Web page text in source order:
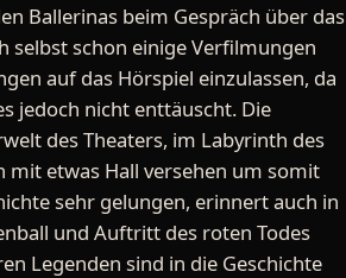
Ballerinas beim Gespräch über das
selbst schon einige Verfilmungen
auf das Hörspiel einzulassen, da
jedoch nicht enttäuscht. Die
des Theaters, im Labyrinth des
mit etwas Hall versehen um somit
sehr gelungen, erinnert auch in
und Auftritt des roten Todes
Legenden sind in die Geschichte